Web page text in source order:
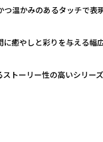
温かみのあるタッチで表
癒やしと彩りを与える幅
トーリー性の高いシリー